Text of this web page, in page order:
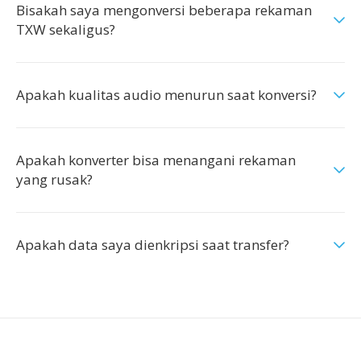
Bisakah saya mengonversi beberapa rekaman
TXW sekaligus?
Apakah kualitas audio menurun saat konversi?
Apakah konverter bisa menangani rekaman
yang rusak?
Apakah data saya dienkripsi saat transfer?